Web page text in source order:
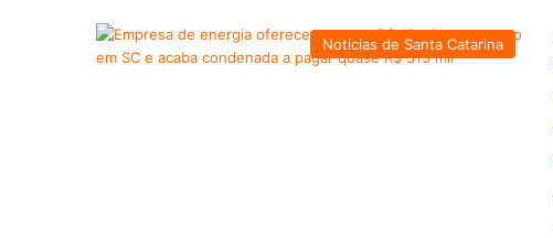
Notícias de Santa Catarina